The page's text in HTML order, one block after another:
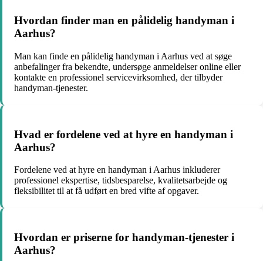
Hvordan finder man en pålidelig handyman i
Aarhus?
Man kan finde en pålidelig handyman i Aarhus ved at søge
anbefalinger fra bekendte, undersøge anmeldelser online eller
kontakte en professionel servicevirksomhed, der tilbyder
handyman-tjenester.
Hvad er fordelene ved at hyre en handyman i
Aarhus?
Fordelene ved at hyre en handyman i Aarhus inkluderer
professionel ekspertise, tidsbesparelse, kvalitetsarbejde og
fleksibilitet til at få udført en bred vifte af opgaver.
Hvordan er priserne for handyman-tjenester i
Aarhus?